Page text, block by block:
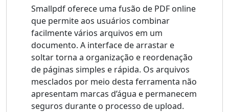
Smallpdf oferece uma fusão de PDF online
que permite aos usuários combinar
facilmente vários arquivos em um
documento. A interface de arrastar e
soltar torna a organização e reordenação
de páginas simples e rápida. Os arquivos
mesclados por meio desta ferramenta não
apresentam marcas d’água e permanecem
seguros durante o processo de upload.